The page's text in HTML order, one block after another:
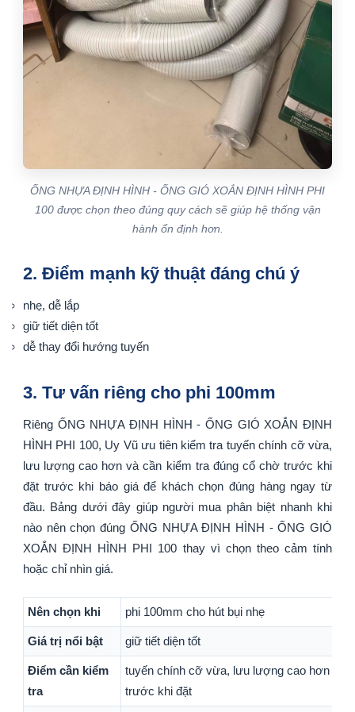
ỐNG NHỰA ĐỊNH HÌNH - ỐNG GIÓ XOẮN ĐỊNH HÌNH PHI
100 được chọn theo đúng quy cách sẽ giúp hệ thống vận
hành ổn định hơn.
2. Điểm mạnh kỹ thuật đáng chú ý
nhẹ, dễ lắp
giữ tiết diện tốt
dễ thay đổi hướng tuyến
3. Tư vấn riêng cho phi 100mm
Riêng ỐNG NHỰA ĐỊNH HÌNH - ỐNG GIÓ XOẮN ĐỊNH
HÌNH PHI 100, Uy Vũ ưu tiên kiểm tra tuyến chính cỡ vừa,
lưu lượng cao hơn và cần kiểm tra đúng cổ chờ trước khi
đặt trước khi báo giá để khách chọn đúng hàng ngay từ
đầu. Bảng dưới đây giúp người mua phân biệt nhanh khi
nào nên chọn đúng ỐNG NHỰA ĐỊNH HÌNH - ỐNG GIÓ
XOẮN ĐỊNH HÌNH PHI 100 thay vì chọn theo cảm tính
hoặc chỉ nhìn giá.
Nên chọn khi phi 100mm cho hút bụi nhẹ
Giá trị nổi bật giữ tiết diện tốt
Điểm cần kiểm
tra
tuyến chính cỡ vừa, lưu lượng cao hơn và
trước khi đặt